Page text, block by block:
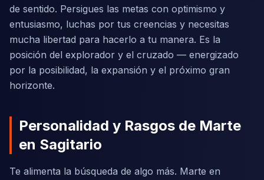
de sentido. Persigues las metas con optimismo y
entusiasmo, luchas por tus creencias y necesitas
mucha libertad para hacerlo a tu manera. Es la
posición del explorador y el cruzado — energizado
por la posibilidad, la expansión y el próximo gran
horizonte.
Personalidad y Rasgos de Marte
en Sagitario
Te alimenta la búsqueda de algo más. Marte en